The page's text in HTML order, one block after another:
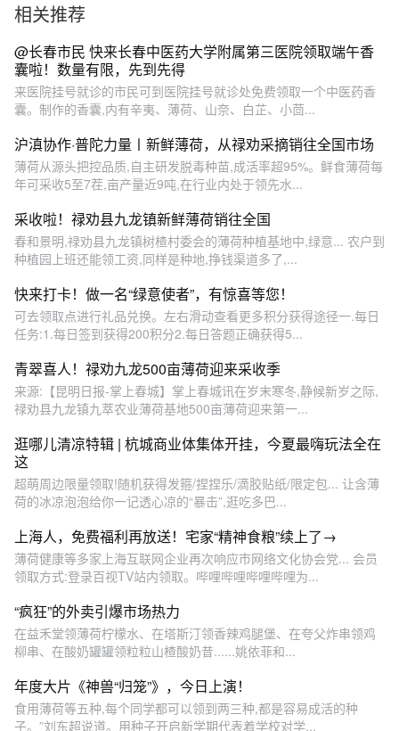
相关推荐
@长春市民 快来长春中医药大学附属第三医院领取端午香
囊啦！数量有限，先到先得
来医院挂号就诊的市民可到医院挂号就诊处免费领取一个中医药香
囊。制作的香囊,内有辛夷、薄荷、山奈、白芷、小茴...
沪滇协作·普陀力量〡新鲜薄荷，从禄劝采摘销往全国市场
薄荷从源头把控品质,自主研发脱毒种苗,成活率超95%。鲜食薄荷每
年可采收5至7茬,亩产量近9吨,在行业内处于领先水...
采收啦！禄劝县九龙镇新鲜薄荷销往全国
春和景明,禄劝县九龙镇树楂村委会的薄荷种植基地中,绿意... 农户到
种植园上班还能领工资,同样是种地,挣钱渠道多了,...
快来打卡！做一名“绿意使者”，有惊喜等您！
可去领取点进行礼品兑换。左右滑动查看更多积分获得途径一.每日
任务:1.每日签到获得200积分2.每日答题正确获得5...
青翠喜人！禄劝九龙500亩薄荷迎来采收季
来源:【昆明日报-掌上春城】掌上春城讯在岁末寒冬,静候新岁之际,
禄劝县九龙镇九萃农业薄荷基地500亩薄荷迎来第一...
逛哪儿清凉特辑 | 杭城商业体集体开挂，今夏最嗨玩法全在
这
超萌周边限量领取!随机获得发箍/捏捏乐/滴胶贴纸/限定包... 让含薄
荷的冰凉泡泡给你一记透心凉的“暴击”,逛吃多巴...
上海人，免费福利再放送！宅家“精神食粮”续上了→
薄荷健康等多家上海互联网企业再次响应市网络文化协会党... 会员
领取方式:登录百视TV站内领取。哔哩哔哩哔哩哔哩为...
“疯狂”的外卖引爆市场热力
在益禾堂领薄荷柠檬水、在塔斯汀领香辣鸡腿堡、在夸父炸串领鸡
柳串、在酸奶罐罐领粒粒山楂酸奶昔......姚依菲和...
年度大片《神兽“归笼”》，今日上演！
食用薄荷等五种,每个同学都可以领到两三种,都是容易成活的种
子。”刘东超说道。用种子开启新学期代表着学校对学...